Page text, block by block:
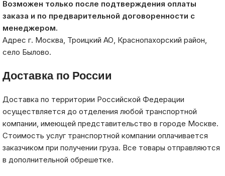
Возможен только после подтверждения оплаты
заказа и по предварительной договоренности с
менеджером.
Адрес г. Москва, Троицкий АО, Краснопахорский район,
село Былово.
Доставка по России
Доставка по территории Российской Федерации
осуществляется до отделения любой транспортной
компании, имеющей представительство в городе Москве.
Стоимость услуг транспортной компании оплачивается
заказчиком при получении груза. Все товары отправляются
в дополнительной обрешетке.